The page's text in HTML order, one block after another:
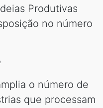
Produtivas
no número
o número de
que processam